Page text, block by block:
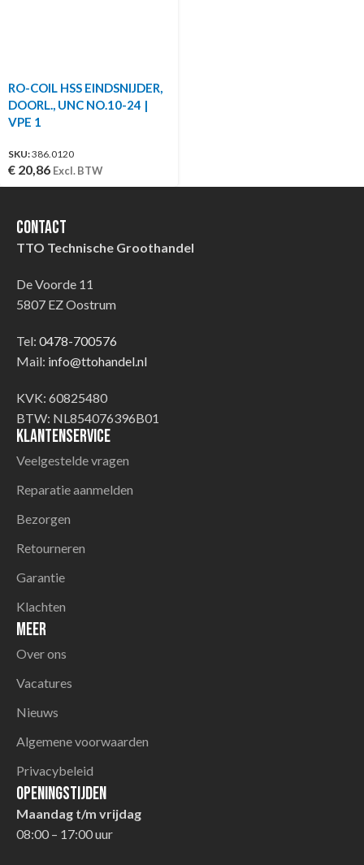
RO-COIL HSS EINDSNIJDER,
DOORL., UNC NO.10-24 |
VPE 1
SKU:386.0120
€ 20,86 Excl. BTW
Contact
TTO Technische Groothandel
De Voorde 11
5807 EZ Oostrum
Tel: 0478-700576
Mail: info@ttohandel.nl
KVK: 60825480
BTW: NL854076396B01
Klantenservice
Veelgestelde vragen
Reparatie aanmelden
Bezorgen
Retourneren
Garantie
Klachten
Meer
Over ons
Vacatures
Nieuws
Algemene voorwaarden
Privacybeleid
Openingstijden
Maandag t/m vrijdag
08:00 – 17:00 uur